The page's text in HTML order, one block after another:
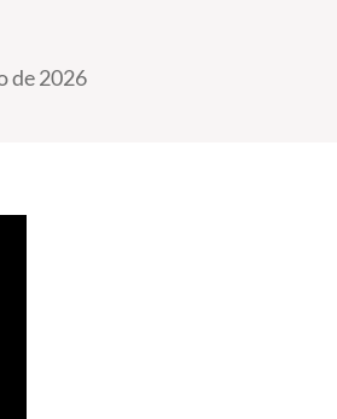
de 2026